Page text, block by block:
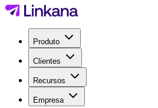
Produto
Clientes
Recursos
Empresa